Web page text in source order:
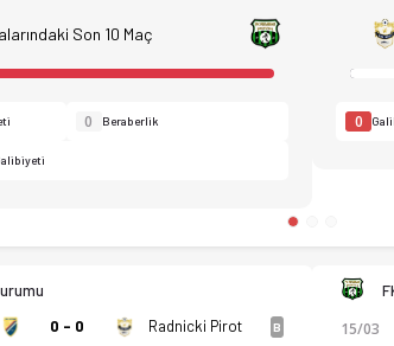
Resavica 1-1 bitti. Gol anları, kadro,
Son 10 Maç
0 Beraberlik 0
0 - 0 Radnicki Pirot B 15/03